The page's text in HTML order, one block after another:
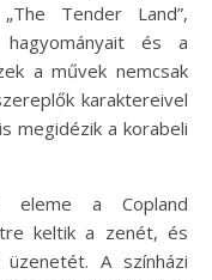
Tender Land”,
és a
a művek nemcsak
karaktereivel
megidézik a korabeli
eleme a Copland
keltik a zenét, és
A színházi